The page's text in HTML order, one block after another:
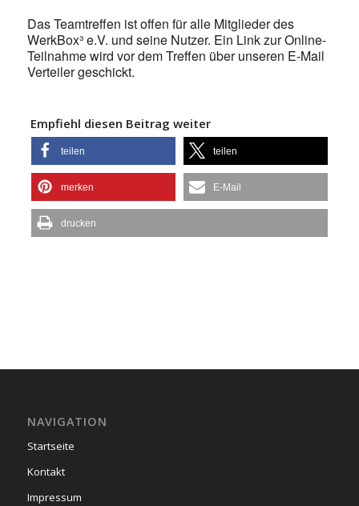
Das Teamtreffen ist offen für alle Mitglieder des
WerkBox³ e.V. und seine Nutzer. Ein Link zur Online-
Teilnahme wird vor dem Treffen über unseren E-Mail
Verteiler geschickt.
Empfiehl diesen Beitrag weiter
teilen teilen
merken E-Mail
drucken
NAVIGATION
Startseite
Kontakt
Impressum